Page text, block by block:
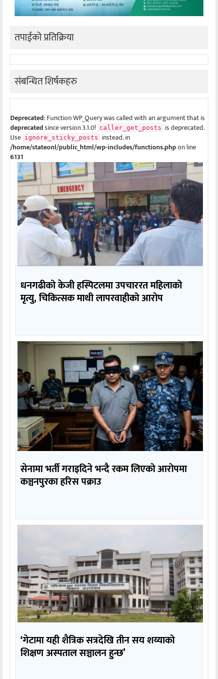
तपाईको प्रतिक्रिया
संबन्धित शिर्षकहरु
Deprecated: Function WP_Query was called with an argument that is
deprecatedsince version 3.1.0! caller_get_posts is deprecated.
Use ignore_sticky_posts instead. in
/home/stateonl/public_html/wp-includes/functions.phpon line
6131
धनगढीको केजी हस्पिटलमा उपचाररत महिलाको
मृत्यु, चिकित्सक माथी लापरवाहीको आरोप
सेनामा भर्ती गराइदिने भन्दै रकम लिएको आरोपमा
कञ्चनपुरका हरिस पक्राउ
‘गेटामा यही शैत्रिक सत्रदेखि तीन सय शय्याको
शिक्षण अस्पताल सञ्चालन हुन्छ’